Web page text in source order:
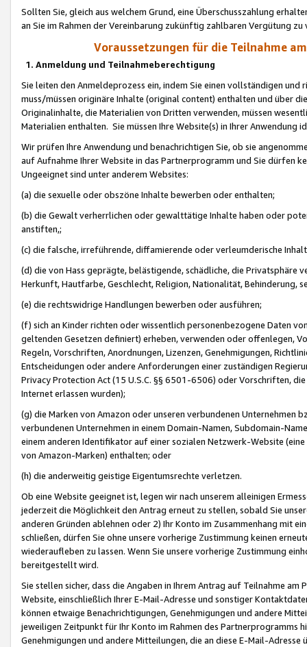
Sollten Sie, gleich aus welchem Grund, eine Überschusszahlung
an Sie im Rahmen der Vereinbarung zukünftig zahlbaren Vergütung zu
Voraussetzungen für die Teilnahme
1. Anmeldung und Teilnahmeberechtigung
Sie leiten den Anmeldeprozess ein, indem Sie einen vollständigen
muss/müssen originäre Inhalte (original content) enthalten und über
Originalinhalte, die Materialien von Dritten verwenden, müssen
Materialien enthalten. Sie müssen Ihre Website(s) in Ihrer Anwendung
Wir prüfen Ihre Anwendung und benachrichtigen Sie, ob sie
auf Aufnahme Ihrer Website in das Partnerprogramm und Sie dürfen
Ungeeignet sind unter anderem Websites:
(a) die sexuelle oder obszöne Inhalte bewerben oder enthalten;
(b) die Gewalt verherrlichen oder gewalttätige Inhalte haben oder
anstiften,;
(c) die falsche, irreführende, diffamierende oder verleumderische
(d) die von Hass geprägte, belästigende, schädliche, die Privatsphäre
Herkunft, Hautfarbe, Geschlecht, Religion, Nationalität, Behinderung,
(e) die rechtswidrige Handlungen bewerben oder ausführen;
(f) sich an Kinder richten oder wissentlich personenbezogene Daten
geltenden Gesetzen definiert) erheben, verwenden oder offenlegen,
Regeln, Vorschriften, Anordnungen, Lizenzen, Genehmigungen,
Entscheidungen oder andere Anforderungen einer zuständigen
Privacy Protection Act (15 U.S.C. §§ 6501-6506) oder Vorschriften,
Internet erlassen wurden);
(g) die Marken von Amazon oder unseren verbundenen Unternehmen
verbundenen Unternehmen in einem Domain-Namen, Subdomain-
einem anderen Identifikator auf einer sozialen Netzwerk-Website
von Amazon-Marken) enthalten; oder
(h) die anderweitig geistige Eigentumsrechte verletzen.
Ob eine Website geeignet ist, legen wir nach unserem alleinigen
jederzeit die Möglichkeit den Antrag erneut zu stellen, sobald Sie
anderen Gründen ablehnen oder 2) Ihr Konto im Zusammenhang mit
schließen, dürfen Sie ohne unsere vorherige Zustimmung keinen
wiederaufleben zu lassen. Wenn Sie unsere vorherige Zustimmung
bereitgestellt wird.
Sie stellen sicher, dass die Angaben in Ihrem Antrag auf Teilnahme
Website, einschließlich Ihrer E-Mail-Adresse und sonstiger
können etwaige Benachrichtigungen, Genehmigungen und andere
jeweiligen Zeitpunkt für Ihr Konto im Rahmen des Partnerprogramms
Genehmigungen und andere Mitteilungen, die an diese E-Mail-